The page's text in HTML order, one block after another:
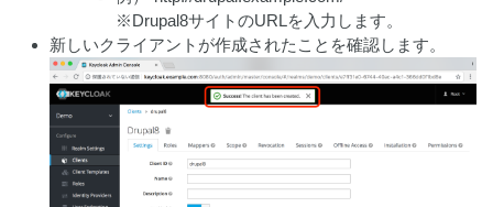
※Drupal8サイトのURLを入力します。
新しいクライアントが作成されたことを確認します。